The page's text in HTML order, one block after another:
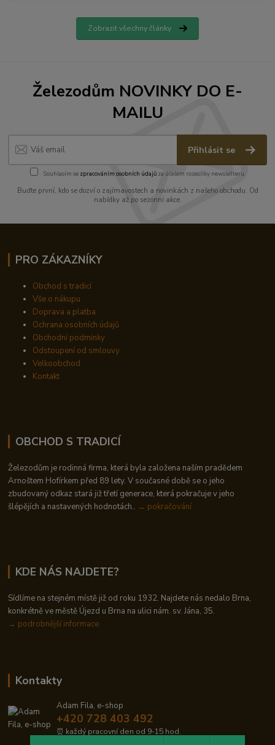
Zobrazit všechny články
Železodům NOVINKY DO E-
MAILU
Přihlásit se
Souhlasím se zpracováním osobních údajůza účelem rozesílky newsletteru.
Buďte první, kdo se dozví o zajímavostech a novinkách z našeho obchodu. Od
nabídky až po sezónní akce.
PRO ZÁKAZNÍKY
Obchod s tradicí
Vše o nákupu
Doprava a platba
Ochrana osobních údajů
Obchodní podmínky
Odstoupení od smlouvy
Velkoobchod
Kontakt
OBCHOD S TRADICÍ
Železodům je rodinná firma, která byla založena naším pradědem
Arnoštem Hofírkem před 89 lety. V současné době se o jeho
zbudovaný odkaz stará již třetí generace, která pokračuje v jeho
šlépějích a nastavených hodnotách.. → pokračování
KDE NÁS NAJDETE?
Sídlíme na stejném místě již od roku 1932. Najdete nás nedalo Brna,
konkrétně ve městě Újezd u Brna na ulici nám. sv. Jána, 35.
→ podrobnější informace
Kontakty
Adam Fila, e-shop
+420 728 403 492
⏰ každý pracovní den od 9-15 hod.